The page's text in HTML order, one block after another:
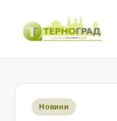
Перейти
Опубліковано
Новини